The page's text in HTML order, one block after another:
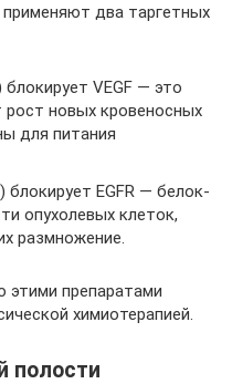
два таргетных
VEGF — это
новых кровеносных
для питания
EGFR — белок-
опухолевых клеток,
размножение.
этими препаратами
химиотерапией.
полости